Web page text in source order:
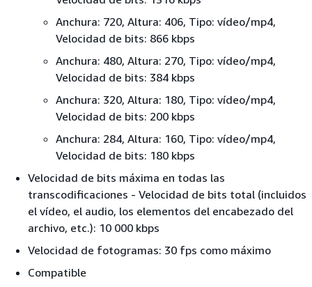
Anchura: 720, Altura: 406, Tipo: vídeo/mp4,
Velocidad de bits: 866 kbps
Anchura: 480, Altura: 270, Tipo: vídeo/mp4,
Velocidad de bits: 384 kbps
Anchura: 320, Altura: 180, Tipo: vídeo/mp4,
Velocidad de bits: 200 kbps
Anchura: 284, Altura: 160, Tipo: vídeo/mp4,
Velocidad de bits: 180 kbps
Velocidad de bits máxima en todas las
transcodificaciones - Velocidad de bits total (incluidos
el vídeo, el audio, los elementos del encabezado del
archivo, etc.): 10 000 kbps
Velocidad de fotogramas: 30 fps como máximo
Compatible